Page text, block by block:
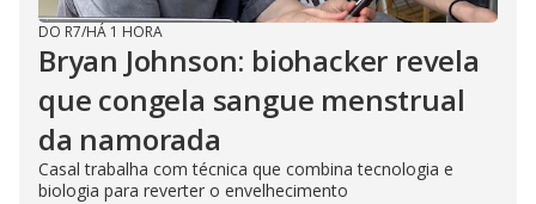
DO R7/HÁ 1 HORA
Bryan Johnson: biohacker revela
que congela sangue menstrual
da namorada
Casal trabalha com técnica que combina tecnologia e
biologia para reverter o envelhecimento